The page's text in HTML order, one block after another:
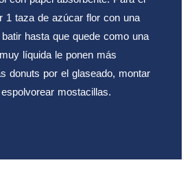
1 taza de azúcar flor con una
hasta que quede como una
líquida le ponen más
donuts por el glaseado, montar
mostacillas.